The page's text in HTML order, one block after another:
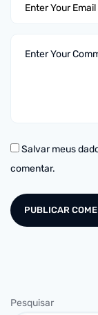
Salvar meus
comentar.
Pesquisar